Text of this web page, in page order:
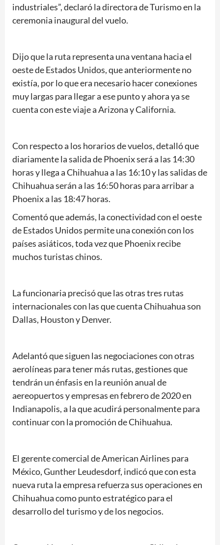
industriales”, declaró la directora de Turismo en la
ceremonia inaugural del vuelo.
Dijo que la ruta representa una ventana hacia el
oeste de Estados Unidos, que anteriormente no
existía, por lo que era necesario hacer conexiones
muy largas para llegar a ese punto y ahora ya se
cuenta con este viaje a Arizona y California.
Con respecto a los horarios de vuelos, detalló que
diariamente la salida de Phoenix será a las 14:30
horas y llega a Chihuahua a las 16:10 y las salidas de
Chihuahua serán a las 16:50 horas para arribar a
Phoenix a las 18:47 horas.
Comentó que además, la conectividad con el oeste
de Estados Unidos permite una conexión con los
países asiáticos, toda vez que Phoenix recibe
muchos turistas chinos.
La funcionaria precisó que las otras tres rutas
internacionales con las que cuenta Chihuahua son
Dallas, Houston y Denver.
Adelantó que siguen las negociaciones con otras
aerolíneas para tener más rutas, gestiones que
tendrán un énfasis en la reunión anual de
aereopuertos y empresas en febrero de 2020 en
Indianapolis, a la que acudirá personalmente para
continuar con la promoción de Chihuahua.
El gerente comercial de American Airlines para
México, Gunther Leudesdorf, indicó que con esta
nueva ruta la empresa refuerza sus operaciones en
Chihuahua como punto estratégico para el
desarrollo del turismo y de los negocios.